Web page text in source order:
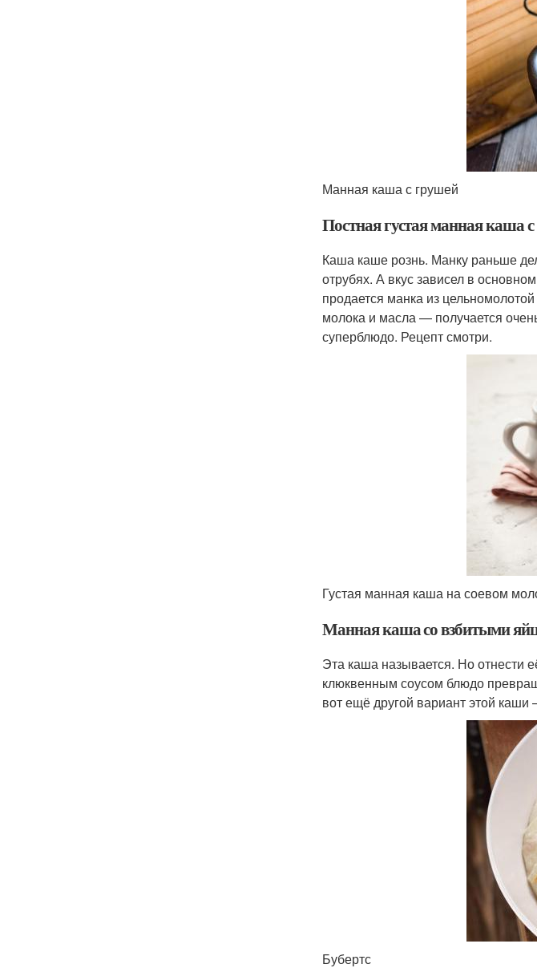
Манная каша с грушей
Постная густая манная каша
Каша каше рознь. Манку раньше
отрубях. А вкус зависел в
продается манка из
молока и масла — получается
суперблюдо. Рецепт смотри.
Густая манная каша на соевом
Манная каша со взбитыми
Эта каша называется. Но отнести
клюквенным соусом блюдо
вот ещё другой вариант этой каши
Бубертс